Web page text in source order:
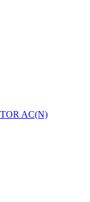
TOR AC(N)